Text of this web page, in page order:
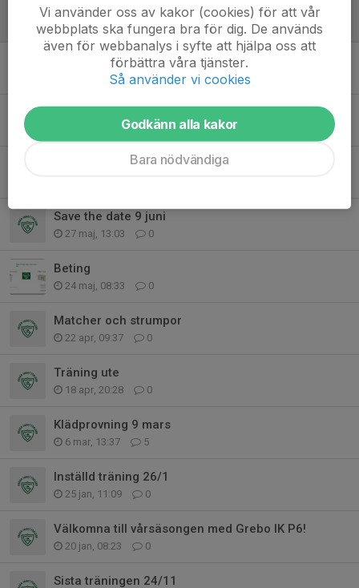
Linghemscupen 2026
2 jul, 12:20 0
Träningsmatch Askeby
9 jun, 12:11 0
0
Info inför träningsmatchen i Askeby
Save the date 9 juni
27 maj, 13:03 0
Beting
24 maj, 08:33 0
Matcher och strumpor
22 apr, 09:37 0
Träning ute
18 apr, 20:28 0
Klädprovning 9 mars
6 mar, 13:37 5
Inställd träning 26/1
25 jan, 11:09 0
Välkomna till vårsäsongen med Grebo IK P6!
20 jan, 08:23 0
Sista träningen 24/11
Vi använder oss av kakor (cookies) för att vår
webbplats ska fungera bra för dig. De används
även för webbanalys i syfte att hjälpa oss att
förbättra våra tjänster.
Så använder vi cookies
Godkänn alla kakor
Bara nödvändiga